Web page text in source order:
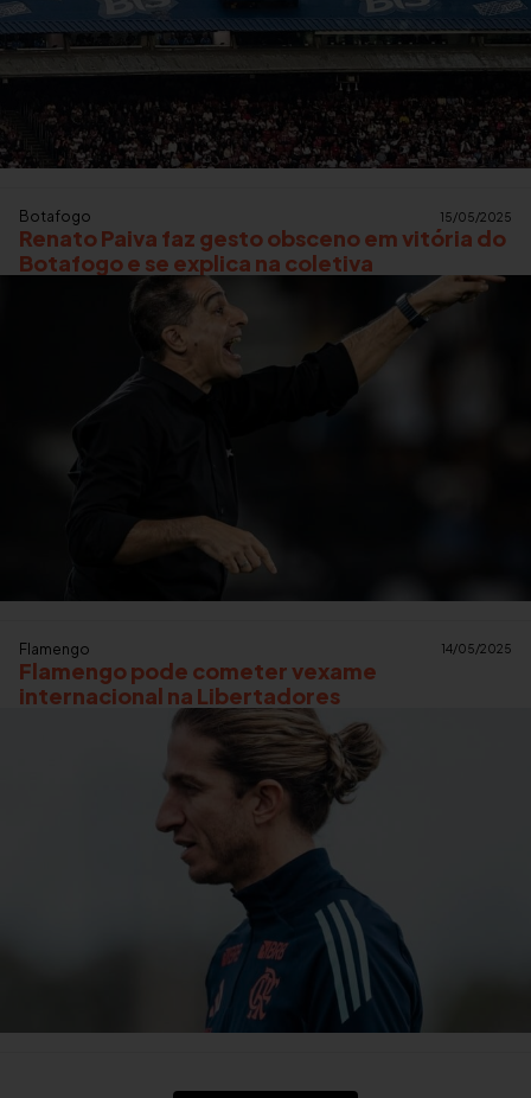
Botafogo 15/05/2025
Renato Paiva faz gesto obsceno em vitória do
Botafogo e se explica na coletiva
Flamengo 14/05/2025
Flamengo pode cometer vexame
internacional na Libertadores